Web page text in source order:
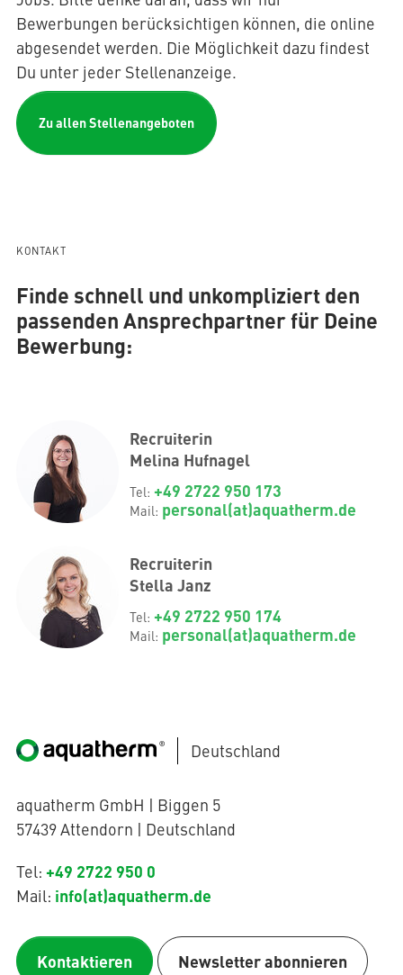
Bewerbungen berücksichtigen können, die online
abgesendet werden. Die Möglichkeit dazu findest
Du unter jeder Stellenanzeige.
Zu allen Stellenangeboten
KONTAKT
Finde schnell und unkompliziert den
passenden Ansprechpartner für Deine
Bewerbung:
Recruiterin
Melina Hufnagel
Tel: +49 2722 950 173
Mail: personal(at)aquatherm.de
Recruiterin
Stella Janz
Tel: +49 2722 950 174
Mail: personal(at)aquatherm.de
Deutschland
aquatherm GmbH | Biggen 5
57439 Attendorn | Deutschland
Tel: +49 2722 950 0
Mail: info(at)aquatherm.de
Kontaktieren Newsletter abonnieren